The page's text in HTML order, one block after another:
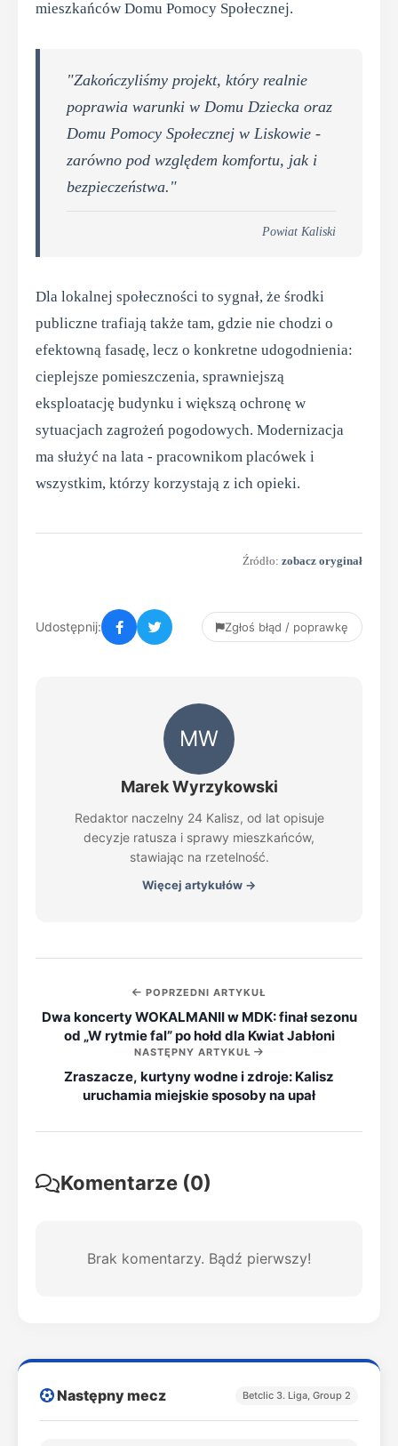
mieszkańców Domu Pomocy Społecznej.
"Zakończyliśmy projekt, który realnie
poprawia warunki w Domu Dziecka oraz
Domu Pomocy Społecznej w Liskowie -
zarówno pod względem komfortu, jak i
bezpieczeństwa."
Powiat Kaliski
Dla lokalnej społeczności to sygnał, że środki
publiczne trafiają także tam, gdzie nie chodzi o
efektowną fasadę, lecz o konkretne udogodnienia:
cieplejsze pomieszczenia, sprawniejszą
eksploatację budynku i większą ochronę w
sytuacjach zagrożeń pogodowych. Modernizacja
ma służyć na lata - pracownikom placówek i
wszystkim, którzy korzystają z ich opieki.
Źródło: zobacz oryginał
Udostępnij: Zgłoś błąd / poprawkę
MW
Marek Wyrzykowski
Redaktor naczelny 24 Kalisz, od lat opisuje
decyzje ratusza i sprawy mieszkańców,
stawiając na rzetelność.
Więcej artykułów →
POPRZEDNI ARTYKUŁ
Dwa koncerty WOKALMANII w MDK: finał sezonu
od „W rytmie fal” po hołd dla Kwiat Jabłoni
NASTĘPNY ARTYKUŁ
Zraszacze, kurtyny wodne i zdroje: Kalisz
uruchamia miejskie sposoby na upał
Komentarze (0)
Brak komentarzy. Bądź pierwszy!
Następny mecz Betclic 3. Liga, Group 2